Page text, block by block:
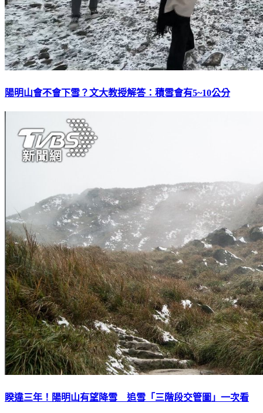
陽明山會不會下雪？文大教授解答：積雪會有5~10公分
睽違三年！陽明山有望降雪 追雪「三階段交管圖」一次看